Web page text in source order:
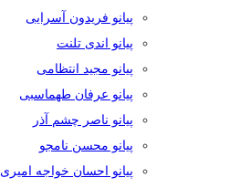
پیانو فریدون آسرایی
پیانو اندی تلنت
پیانو مجید انتظامی
پیانو عرفان طهماسبی
پیانو ناصر چشم آذر
پیانو محسن نامجو
پیانو احسان خواجه امیری